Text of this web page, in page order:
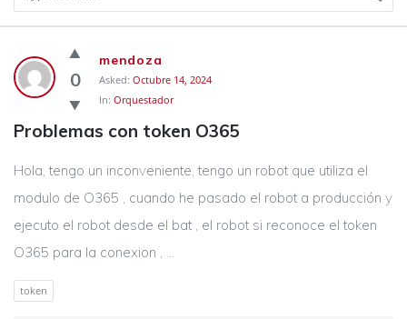
Rocketbot
Forum
Latest
Questions
0
mendoza
Asked: Octubre 14, 2024
In: Orquestador
Problemas con token O365
Hola, tengo un inconveniente, tengo un robot que utiliza el
modulo de O365 , cuando he pasado el robot a producción y
ejecuto el robot desde el bat , el robot si reconoce el token
O365 para la conexion , ...
token